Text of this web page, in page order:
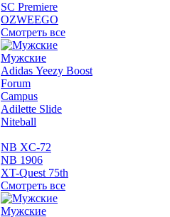
SC Premiere
OZWEEGO
Смотреть все
Мужские
Adidas Yeezy Boost
Forum
Campus
Adilette Slide
Niteball
NB XC-72
NB 1906
XT-Quest 75th
Смотреть все
Мужские